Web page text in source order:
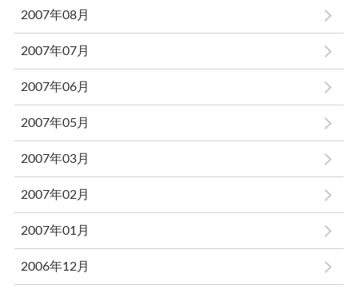
2007年08月
2007年07月
2007年06月
2007年05月
2007年03月
2007年02月
2007年01月
2006年12月